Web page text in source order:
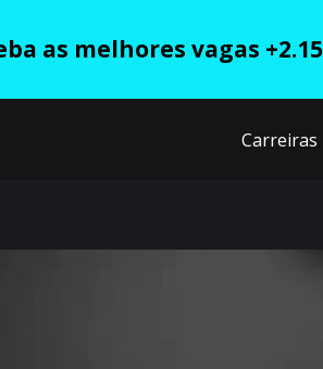
as melhores vagas
Carreiras